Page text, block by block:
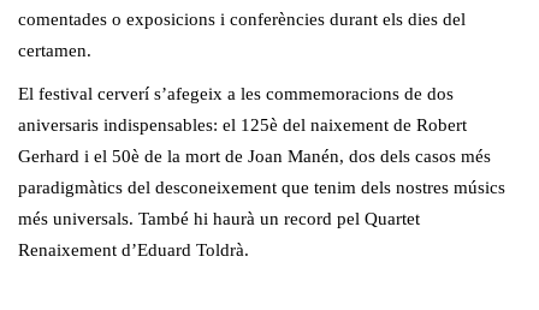
comentades o exposicions i conferències durant els dies del
certamen.
El festival cerverí s’afegeix a les commemoracions de dos
aniversaris indispensables: el 125è del naixement de Robert
Gerhard i el 50è de la mort de Joan Manén, dos dels casos més
paradigmàtics del desconeixement que tenim dels nostres músics
més universals. També hi haurà un record pel Quartet
Renaixement d’Eduard Toldrà.